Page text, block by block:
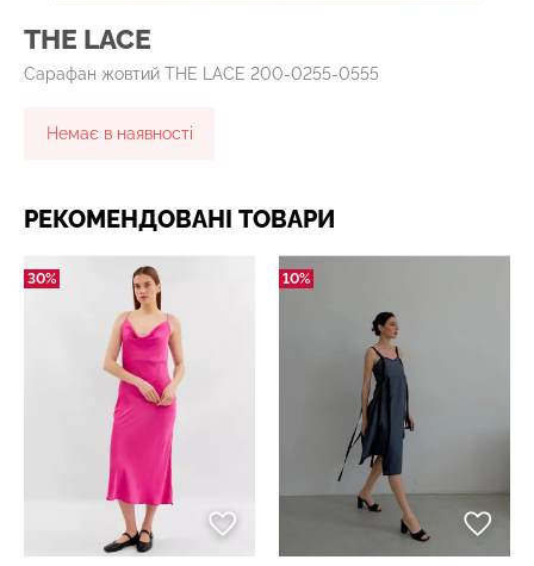
THE LACE
Сарафан жовтий THE LACE 200-0255-0555
Немає в наявності
РЕКОМЕНДОВАНІ ТОВАРИ
30% 10%